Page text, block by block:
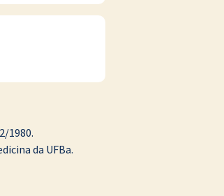
1980.
da UFBa.